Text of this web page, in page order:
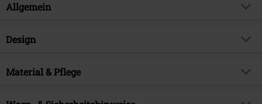
Allgemein
Artikelnummer:
Design
Produkt-Typ
Material & Pflege
Obermaterial